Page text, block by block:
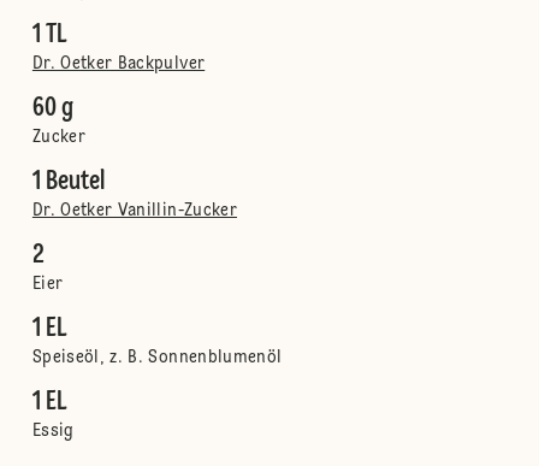
1 TL
Dr. Oetker Backpulver
60 g
Zucker
1 Beutel
Dr. Oetker Vanillin-Zucker
2
Eier
1 EL
Speiseöl, z. B. Sonnenblumenöl
1 EL
Essig